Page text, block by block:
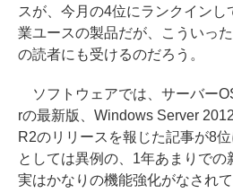
スが、今月の4位にランクインし
業ユースの製品だが、こういっ
の読者にも受けるのだろう。
ソフトウェアでは、サーバー
rの最新版、Windows Server 2012
R2のリリースを報じた記事が8
としては異例の、1年あまりでの
実はかなりの機能強化がなされ